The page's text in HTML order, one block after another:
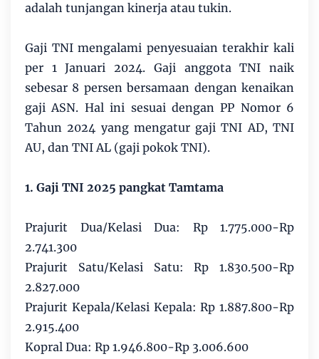
adalah tunjangan kinerja atau tukin.
Gaji TNI mengalami penyesuaian terakhir kali
per 1 Januari 2024. Gaji anggota TNI naik
sebesar 8 persen bersamaan dengan kenaikan
gaji ASN. Hal ini sesuai dengan PP Nomor 6
Tahun 2024 yang mengatur gaji TNI AD, TNI
AU, dan TNI AL (gaji pokok TNI).
1. Gaji TNI 2025 pangkat Tamtama
Prajurit Dua/Kelasi Dua: Rp 1.775.000-Rp
2.741.300
Prajurit Satu/Kelasi Satu: Rp 1.830.500-Rp
2.827.000
Prajurit Kepala/Kelasi Kepala: Rp 1.887.800-Rp
2.915.400
Kopral Dua: Rp 1.946.800-Rp 3.006.600